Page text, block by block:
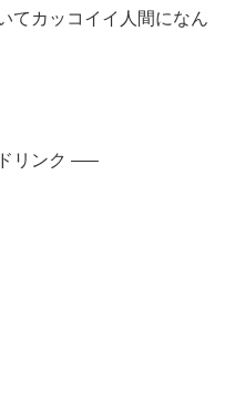
てカッコイイ人間になん
リンク —–